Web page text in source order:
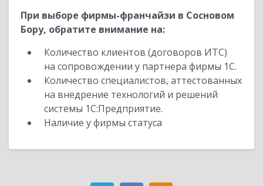
При выборе фирмы-франчайзи в Сосновом
Бору, обратите внимание на:
Количество клиентов (договоров ИТС)
на сопровождении у партнера фирмы 1С.
Количество специалистов, аттестованных
на внедрение технологий и решений
системы 1С:Предприятие.
Наличие у фирмы статуса